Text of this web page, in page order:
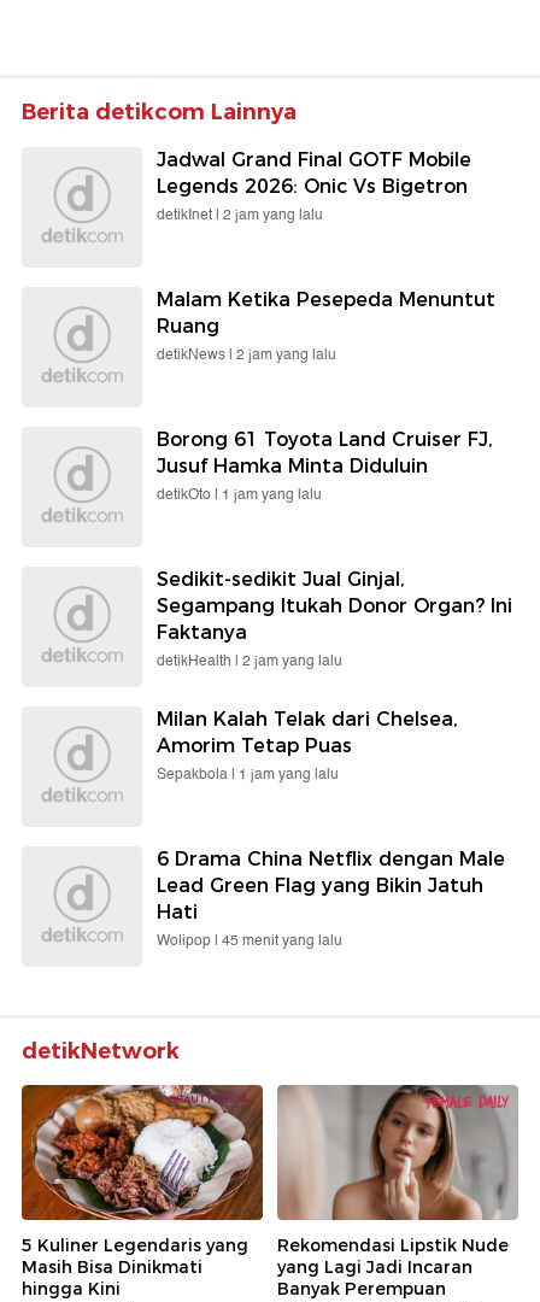
Berita detikcom Lainnya
Jadwal Grand Final GOTF Mobile
Legends 2026: Onic Vs Bigetron
detikInet | 2 jam yang lalu
Malam Ketika Pesepeda Menuntut
Ruang
detikNews | 2 jam yang lalu
Borong 61 Toyota Land Cruiser FJ,
Jusuf Hamka Minta Diduluin
detikOto | 1 jam yang lalu
Sedikit-sedikit Jual Ginjal,
Segampang Itukah Donor Organ? Ini
Faktanya
detikHealth | 2 jam yang lalu
Milan Kalah Telak dari Chelsea,
Amorim Tetap Puas
Sepakbola | 1 jam yang lalu
6 Drama China Netflix dengan Male
Lead Green Flag yang Bikin Jatuh
Hati
Wolipop | 45 menit yang lalu
detikNetwork
5 Kuliner Legendaris yang
Masih Bisa Dinikmati
hingga Kini
Rekomendasi Lipstik Nude
yang Lagi Jadi Incaran
Banyak Perempuan